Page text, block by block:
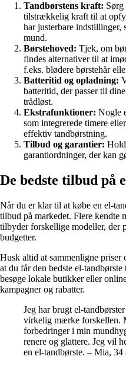
Tandbørstens kraft:
tilstrækkelig kraft til at
har justerbare indstillinger,
mund.
Børstehoved: Tjek, om
findes alternativer til at
f.eks. blødere børstehår
Batteritid og opladning:
batteritid, der passer til
trådløst.
Ekstrafunktioner: Nogle
som integrerede timere
effektiv tandbørstning.
Tilbud og garantier:
garantiordninger, der kan
De bedste tilbud på
Når du er klar til at købe en el-
tilbud på markedet. Flere
tilbyder forskellige modeller, der
budgetter.
Husk altid at sammenligne priser
at du får den bedste el-
besøge lokale butikker eller
kampagner og rabatter.
Jeg har brugt el-
virkelig mærke forskellen.
forbedringer i min
renere og glattere. Jeg vil
en el-tandbørste. – Mia, 34